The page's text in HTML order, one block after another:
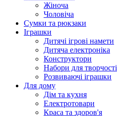
Жіноча
Чоловіча
Сумки та рюкзаки
Іграшки
Дитячі ігрові намети
Дитяча електроніка
Конструктори
Набори для творчості
Розвиваючі іграшки
Для дому
Дім та кухня
Електротовари
Краса та здоров'я